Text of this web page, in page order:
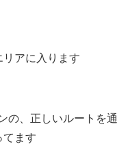
アに入ります
の、正しいルートを通
てます